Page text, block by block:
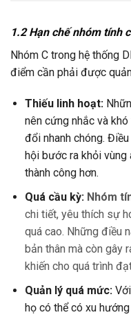
1.2 Hạn chế nhóm tính
Nhóm C trong hệ thống
điểm cần phải được
Thiếu linh hoạt:
nên cứng nhắc và
đổi nhanh chóng.
hội bước ra khỏi vùng
thành công hơn.
Quá cầu kỳ: Nhóm
chi tiết, yêu thích sự
quá cao. Những điều
bản thân mà còn gây
khiến cho quá trình
Quản lý quá mức:
họ có thể có xu